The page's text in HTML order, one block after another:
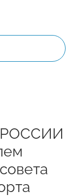
РОССИИ